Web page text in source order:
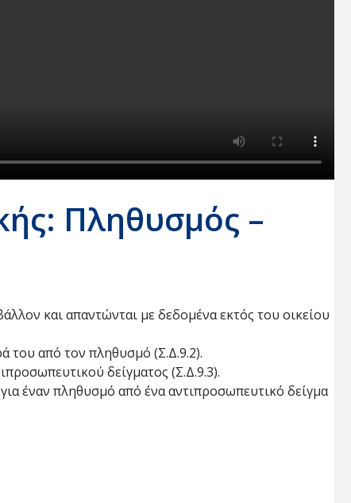
Πληθυσμός –
και απαντώνται με δεδομένα εκτός του οικείου
του από τον πληθυσμό (Σ.Δ.9.2).
δείγματος (Σ.Δ.9.3).
έναν πληθυσμό από ένα αντιπροσωπευτικό δείγμα